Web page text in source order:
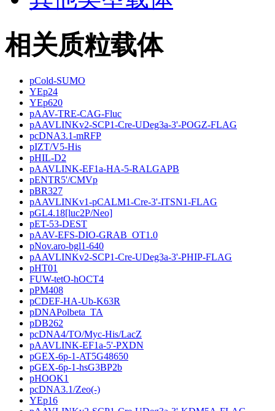
相关质粒载体
pCold-SUMO
YEp24
YEp620
pAAV-TRE-CAG-Fluc
pAAVLINKv2-SCP1-Cre-UDeg3a-3'-POGZ-FLAG
pcDNA3.1-mRFP
pIZT/V5-His
pHIL-D2
pAAVLINK-EF1a-HA-5-RALGAPB
pENTR5'/CMVp
pBR327
pAAVLINKv1-pCALM1-Cre-3'-ITSN1-FLAG
pGL4.18[luc2P/Neo]
pET-53-DEST
pAAV-EFS-DIO-GRAB_OT1.0
pNov.aro-bgl1-640
pAAVLINKv2-SCP1-Cre-UDeg3a-3'-PHIP-FLAG
pHT01
FUW-tetO-hOCT4
pPM408
pCDEF-HA-Ub-K63R
pDNAPolbeta_TA
pDB262
pcDNA4/TO/Myc-His/LacZ
pAAVLINK-EF1a-5'-PXDN
pGEX-6p-1-AT5G48650
pGEX-6p-1-hsG3BP2b
pHOOK1
pcDNA3.1/Zeo(-)
YEp16